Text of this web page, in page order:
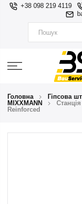
+38 098 219 4119
Головна Гіпсова
MIXXMANN
Reinforced